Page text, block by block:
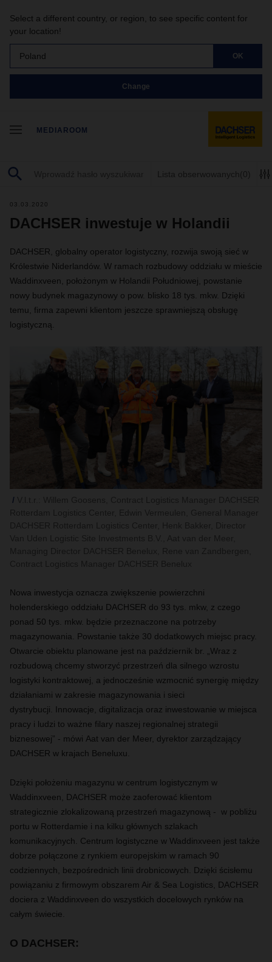
Select a different country, or region, to see specific content for
your location!
Poland OK
Change
MEDIAROOM
Lista obserwowanych (0)
03.03.2020
DACHSER inwestuje w Holandii
DACHSER, globalny operator logistyczny, rozwija swoją sieć w
Królestwie Niderlandów. W ramach rozbudowy oddziału w mieście
Waddinxveen, położonym w Holandii Południowej, powstanie
nowy budynek magazynowy o pow. blisko 18 tys. mkw. Dzięki
temu, firma zapewni klientom jeszcze sprawniejszą obsługę
logistyczną.
Nowa inwestycja oznacza zwiększenie powierzchni
holenderskiego oddziału DACHSER do 93 tys. mkw, z czego
ponad 50 tys. mkw. będzie przeznaczone na potrzeby
magazynowania. Powstanie także 30 dodatkowych miejsc pracy.
Otwarcie obiektu planowane jest na październik br. „Wraz z
rozbudową chcemy stworzyć przestrzeń dla silnego wzrostu
logistyki kontraktowej, a jednocześnie wzmocnić synergię między
działaniami w zakresie magazynowania i sieci
dystrybucji. Innowacje, digitalizacja oraz inwestowanie w miejsca
pracy i ludzi to ważne filary naszej regionalnej strategii
biznesowej” - mówi Aat van der Meer, dyrektor zarządzający
DACHSER w krajach Beneluxu.
Dzięki położeniu magazynu w centrum logistycznym w
Waddinxveen, DACHSER może zaoferować klientom
strategicznie zlokalizowaną przestrzeń magazynową - w pobliżu
portu w Rotterdamie i na kilku głównych szlakach
komunikacyjnych. Centrum logistyczne w Waddinxveen jest także
dobrze połączone z rynkiem europejskim w ramach 90
codziennych, bezpośrednich linii drobnicowych. Dzięki ścisłemu
powiązaniu z firmowym obszarem Air & Sea Logistics, DACHSER
dociera z Waddinxveen do wszystkich docelowych rynków na
całym świecie
O DACHSER: